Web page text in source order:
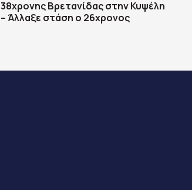
38χρονης Βρετανίδας στην Κυψέλη
– Άλλαξε στάση ο 26χρονος